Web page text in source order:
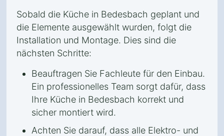
Sobald die Küche in Bedesbach geplant und
die Elemente ausgewählt wurden, folgt die
Installation und Montage. Dies sind die
nächsten Schritte:
Beauftragen Sie Fachleute für den Einbau.
Ein professionelles Team sorgt dafür, dass
Ihre Küche in Bedesbach korrekt und
sicher montiert wird.
Achten Sie darauf, dass alle Elektro- und